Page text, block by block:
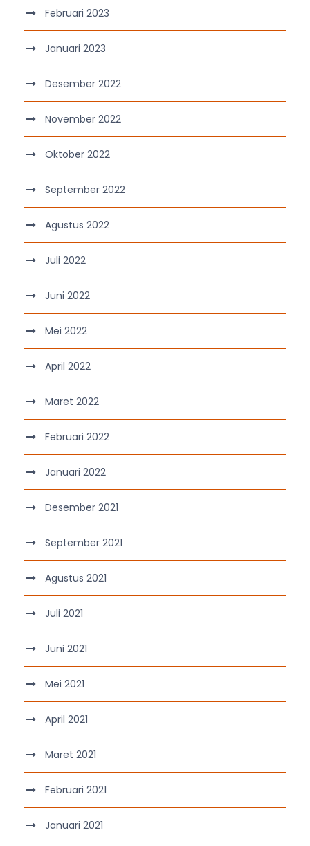
Februari 2023
Januari 2023
Desember 2022
November 2022
Oktober 2022
September 2022
Agustus 2022
Juli 2022
Juni 2022
Mei 2022
April 2022
Maret 2022
Februari 2022
Januari 2022
Desember 2021
September 2021
Agustus 2021
Juli 2021
Juni 2021
Mei 2021
April 2021
Maret 2021
Februari 2021
Januari 2021